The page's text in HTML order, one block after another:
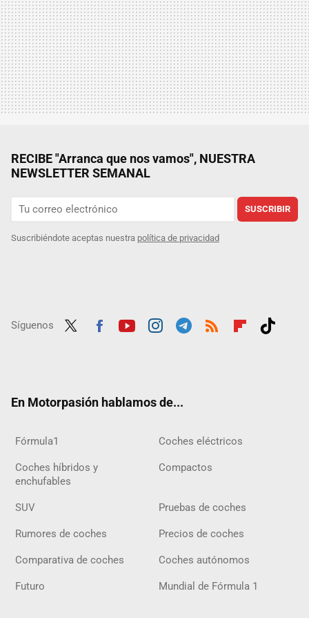
RECIBE "Arranca que nos vamos", NUESTRA
NEWSLETTER SEMANAL
SUSCRIBIR
Suscribiéndote aceptas nuestra política de privacidad
Síguenos
En Motorpasión hablamos de...
Fórmula1 Coches eléctricos
Coches híbridos y
enchufables
Compactos
SUV Pruebas de coches
Rumores de coches Precios de coches
Comparativa de coches Coches autónomos
Futuro Mundial de Fórmula 1